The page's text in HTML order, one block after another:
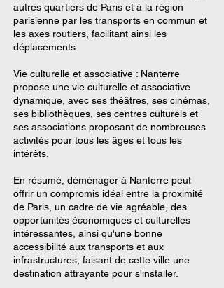
autres quartiers de Paris et à la région
parisienne par les transports en commun et
les axes routiers, facilitant ainsi les
déplacements.
Vie culturelle et associative : Nanterre
propose une vie culturelle et associative
dynamique, avec ses théâtres, ses cinémas,
ses bibliothèques, ses centres culturels et
ses associations proposant de nombreuses
activités pour tous les âges et tous les
intérêts.
En résumé, déménager à Nanterre peut
offrir un compromis idéal entre la proximité
de Paris, un cadre de vie agréable, des
opportunités économiques et culturelles
intéressantes, ainsi qu'une bonne
accessibilité aux transports et aux
infrastructures, faisant de cette ville une
destination attrayante pour s'installer.